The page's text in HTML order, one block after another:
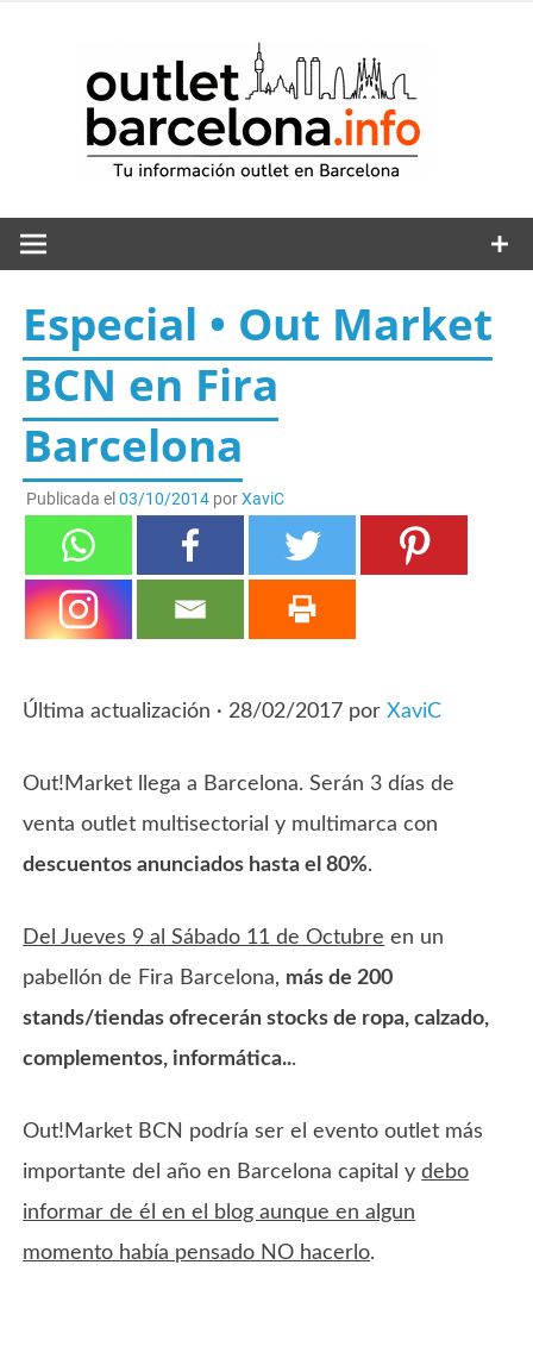
Especial • Out Market
BCN en Fira
Barcelona
Publicada el 03/10/2014porXaviC
Última actualización · 28/02/2017 porXaviC
Out!Market llega a Barcelona. Serán 3 días de
venta outlet multisectorial y multimarca con
descuentos anunciados hasta el 80%.
Del Jueves 9 al Sábado 11 de Octubre en un
pabellón de Fira Barcelona, más de 200
stands/tiendas ofrecerán stocks de ropa, calzado,
complementos, informática...
Out!Market BCN podría ser el evento outlet más
importante del año en Barcelona capital ydebo
informar de él en el blog aunque en algun
momento había pensado NO hacerlo.